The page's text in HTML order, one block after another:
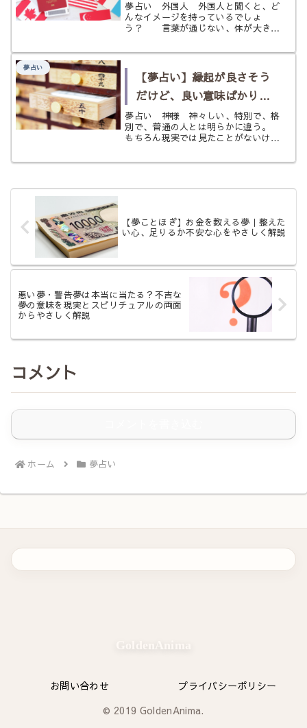
つチャンス！《外国人》の
夢
夢占い 外国人 外国人と聞くと、ど
んなイメージを持っているでしょ
う？ 言葉が通じない、体が大き
形が多い、カッコいい、などなど、外
が、普段関わり合いがない人からすれ
ば、得体の...
夢占い
【夢占い】縁起が良さそう
だけど、良い意味ばかりじ
ゃない？ 《神様》の夢
夢占い 神様 神々しい、特別で、格
別で、普通の人とは明らかに違う。
もちろん現実では見たことがないけれ
とわかった……。 現実世界で神様を
神...
【夢ことほぎ】お金を数える夢｜整えた
い心、足りるか不安な心をやさしく解説
悪い夢・警告夢は本当に当たる？不吉な
夢の意味を現実とスピリチュアルの両面
からやさしく解説
コメント
ホーム 夢占い
お問い合わせ
プライバシーポリシー
© 2019 GoldenAnima.